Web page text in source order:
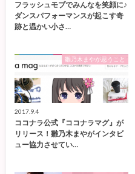
フラッシュモブでみんなを笑顔に♪
ダンスパフォーマンスが起こす奇
跡と温かい小さ…
雛乃木まやが思うこと
2017.9.4
ココナラ公式『ココナラマグ』が
リリース！雛乃木まやがインタビ
ュー協力させてい…